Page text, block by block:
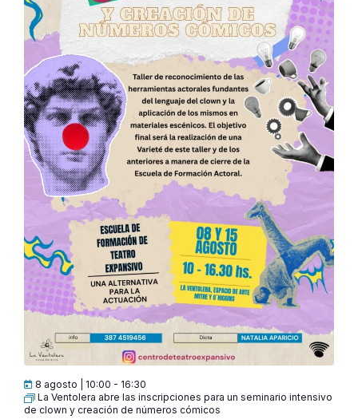
8 agosto | 10:00 - 16:30
La Ventolera abre las inscripciones para un seminario intensivo
de clown y creación de números cómicos